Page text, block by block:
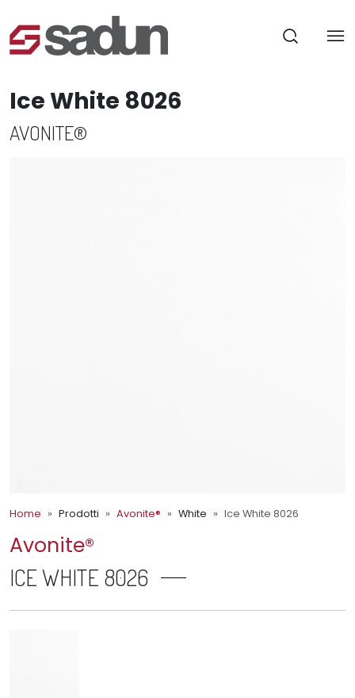
Ice White 8026
AVONITE®
Home Prodotti Avonite® White Ice White 8026
Avonite®
ICE WHITE 8026